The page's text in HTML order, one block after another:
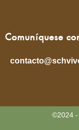
Comuníquese
©2024 -